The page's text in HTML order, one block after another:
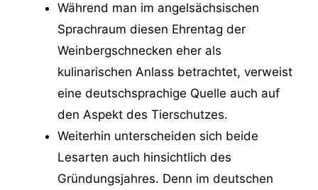
Während man im angelsächsischen
Sprachraum diesen Ehrentag der
Weinbergschnecken eher als
kulinarischen Anlass betrachtet, verweist
eine deutschsprachige Quelle auch auf
den Aspekt des Tierschutzes.
Weiterhin unterscheiden sich beide
Lesarten auch hinsichtlich des
Gründungsjahres. Denn im deutschen